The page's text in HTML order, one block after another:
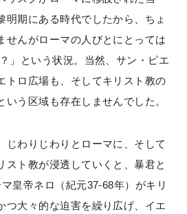
明期にある時代でしたから、ちょ
せんがローマの人びとにとっては
」という状況。当然、サン・ピエ
トロ広場も、そしてキリスト教の
う区域も存在しませんでした。
わりじわりとローマに、そして
スト教が浸透していくと、暴君と
皇帝ネロ（紀元37-68年）がキリ
つ大々的な迫害を繰り広げ、イエ